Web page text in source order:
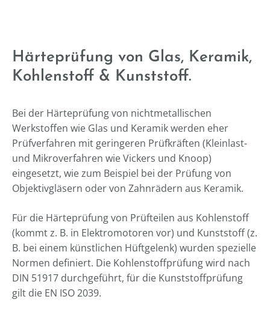
Härteprüfung von Glas, Keramik,
Kohlenstoff & Kunststoff.
Bei der Härteprüfung von nichtmetallischen
Werkstoffen wie Glas und Keramik werden eher
Prüfverfahren mit geringeren Prüfkräften (Kleinlast-
und Mikroverfahren wie Vickers und Knoop)
eingesetzt, wie zum Beispiel bei der Prüfung von
Objektivgläsern oder von Zahnrädern aus Keramik.
Für die Härteprüfung von Prüfteilen aus Kohlenstoff
(kommt z. B. in Elektromotoren vor) und Kunststoff (z.
B. bei einem künstlichen Hüftgelenk) wurden spezielle
Normen definiert. Die Kohlenstoffprüfung wird nach
DIN 51917 durchgeführt, für die Kunststoffprüfung
gilt die EN ISO 2039.